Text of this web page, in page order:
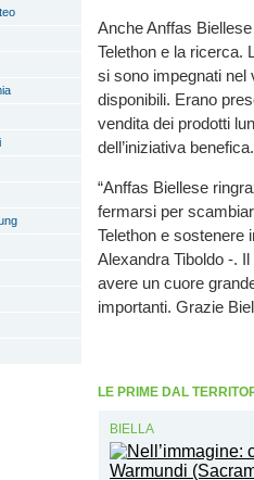
Anche Anffas
Telethon e la ricerca.
si sono impegnati nel
disponibili. Erano
vendita dei prodotti
dell’iniziativa benefica.
“Anffas Biellese
fermarsi per
Telethon e sostenere
Alexandra Tiboldo -.
avere un cuore
importanti. Grazie
LE PRIME DAL
BIELLA